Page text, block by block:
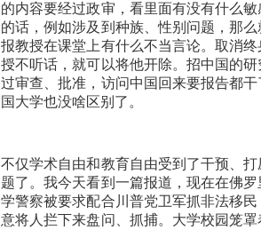
的内容要经过政审，看里面有没有什么
的话，例如涉及到种族、性别问题，那
报教授在课堂上有什么不当言论。取消
授不听话，就可以将他开除。招中国的
过审查、批准，访问中国回来要报告都
国大学也没啥区别了。
不仅学术自由和教育自由受到了干预、
题了。我今天看到一篇报道，现在在佛
学警察被要求配合川普党卫军抓非法移
意将人拦下来盘问、抓捕。大学校园笼